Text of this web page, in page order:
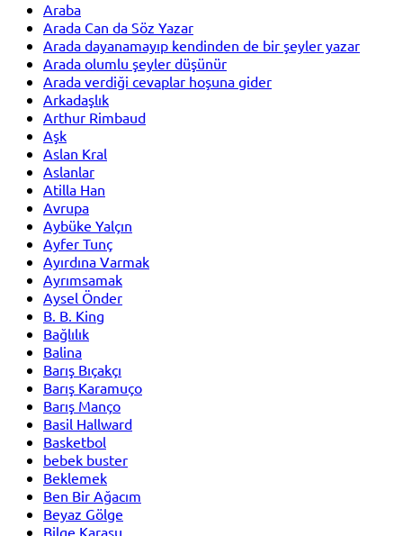
Araba
Arada Can da Söz Yazar
Arada dayanamayıp kendinden de bir şeyler yazar
Arada olumlu şeyler düşünür
Arada verdiği cevaplar hoşuna gider
Arkadaşlık
Arthur Rimbaud
Aşk
Aslan Kral
Aslanlar
Atilla Han
Avrupa
Aybüke Yalçın
Ayfer Tunç
Ayırdına Varmak
Ayrımsamak
Aysel Önder
B. B. King
Bağlılık
Balina
Barış Bıçakçı
Barış Karamuço
Barış Manço
Basil Hallward
Basketbol
bebek buster
Beklemek
Ben Bir Ağacım
Beyaz Gölge
Bilge Karasu